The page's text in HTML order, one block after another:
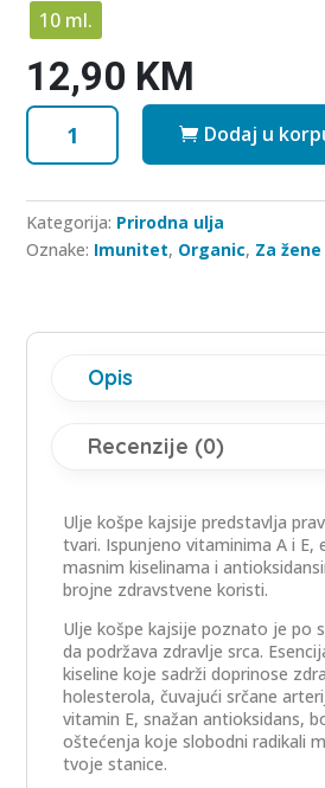
10 ml.
12,90 KM
Ulje
košpe
Kajsije
BIO
količina
Dodaj u
Kategorija: Prirodna ulja
Oznake: Imunitet, Organic, Za žene
Opis
Recenzije (0)
Ulje košpe kajsije predstavlja
tvari. Ispunjeno vitaminima A i E,
masnim kiselinama i
brojne zdravstvene koristi.
Ulje košpe kajsije poznato je po
da podržava zdravlje srca.
kiseline koje sadrži doprinose
holesterola, čuvajući srčane
vitamin E, snažan antioksidans,
oštećenja koje slobodni radikali
tvoje stanice.